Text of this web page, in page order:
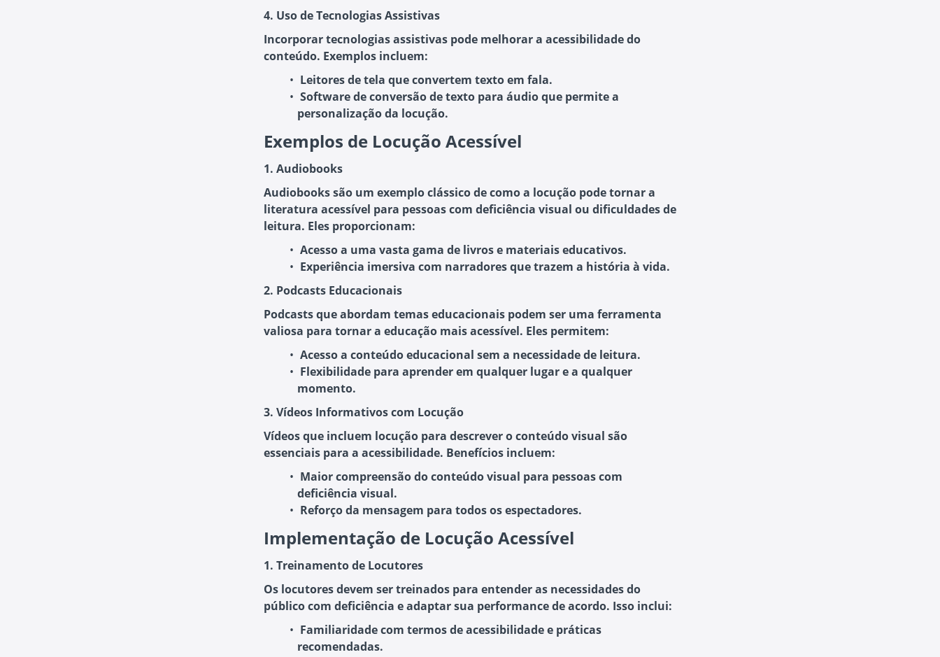
4. Uso de Tecnologias Assistivas
Incorporar tecnologias assistivas pode melhorar a acessibilidade do
conteúdo. Exemplos incluem:
Leitores de tela que convertem texto em fala.
Software de conversão de texto para áudioque permite a
personalização da locução.
Exemplos de Locução Acessível
1. Audiobooks
Audiobooks são um exemplo clássico de como a locução pode tornar a
literatura acessível para pessoas com deficiência visual ou dificuldades de
leitura. Eles proporcionam:
Acesso a uma vasta gama de livrose materiais educativos.
Experiência imersiva com narradores que trazem a história à vida.
2. Podcasts Educacionais
Podcasts que abordam temas educacionais podem ser uma ferramenta
valiosa para tornar a educação mais acessível. Eles permitem:
Acesso a conteúdo educacional sem a necessidade de leitura.
Flexibilidade para aprender em qualquer lugare a qualquer
momento.
3. Vídeos Informativos com Locução
Vídeos que incluem locução para descrever o conteúdo visual são
essenciais para a acessibilidade. Benefícios incluem:
Maior compreensão do conteúdo visual para pessoas com
deficiência visual.
Reforço da mensagem para todos os espectadores.
Implementação de Locução Acessível
1. Treinamento de Locutores
Os locutores devem ser treinados para entender as necessidades do
público com deficiência e adaptar sua performance de acordo. Isso inclui:
Familiaridade com termos de acessibilidadee práticas
recomendadas.